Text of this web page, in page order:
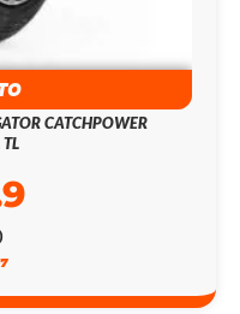
CATCHPOWER